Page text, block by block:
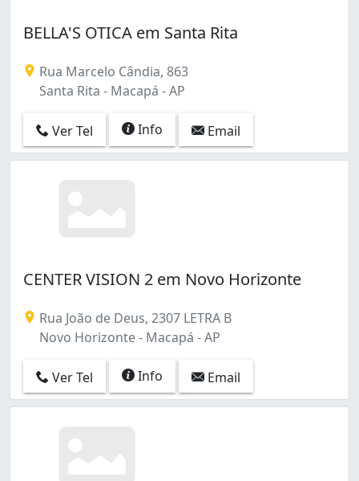
BELLA'S OTICA em Santa Rita
Rua Marcelo Cândia, 863
Santa Rita - Macapá - AP
Ver Tel Info Email
CENTER VISION 2 em Novo Horizonte
Rua João de Deus, 2307 LETRA B
Novo Horizonte - Macapá - AP
Ver Tel Info Email